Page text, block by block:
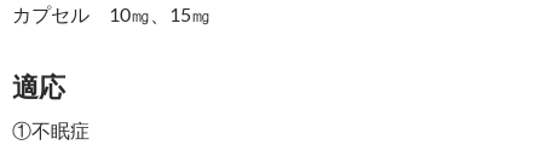
カプセル 10㎎、15㎎
適応
①不眠症